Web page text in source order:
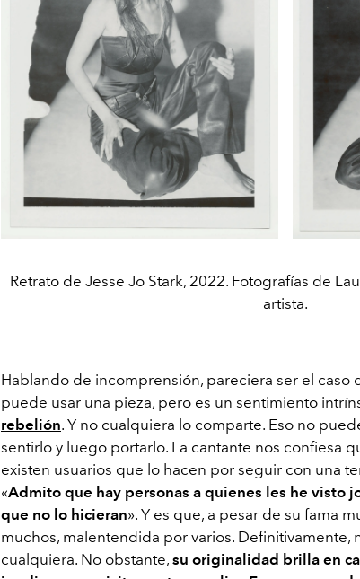
Retrato de Jesse Jo Stark, 2022. Fotografías de
artista.
Hablando de incomprensión, pareciera ser el caso
puede usar una pieza, pero es un sentimiento
rebelión. Y no cualquiera lo comparte. Eso no
sentirlo y luego portarlo. La cantante nos confiesa
existen usuarios que lo hacen por seguir con una
«Admito que hay personas a quienes les he visto
que no lo hicieran». Y es que, a pesar de su fama
muchos, malentendida por varios. Definitivamente,
cualquiera. No obstante, su originalidad brilla en